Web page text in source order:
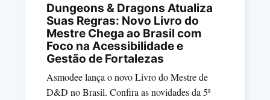
Dungeons & Dragons Atualiza
Suas Regras: Novo Livro do
Mestre Chega ao Brasil com
Foco na Acessibilidade e
Gestão de Fortalezas
Asmodee lança o novo Livro do Mestre de
D&D no Brasil. Confira as novidades da 5ª